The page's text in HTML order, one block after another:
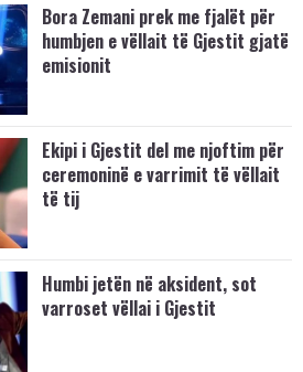
Bora Zemani prek me fjalët për
humbjen e vëllait të Gjestit gjatë
emisionit
Ekipi i Gjestit del me njoftim për
ceremoninë e varrimit të vëllait
të tij
Humbi jetën në aksident, sot
varroset vëllai i Gjestit